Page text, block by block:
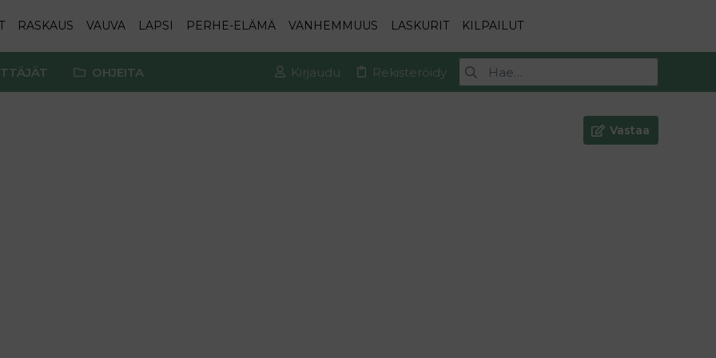
RASKAUS VAUVA LAPSI PERHE-ELÄMÄ VANHEMMUUS LASKURIT KILPAILUT
OHJEITA Kirjaudu Rekisteröidy
Vastaa